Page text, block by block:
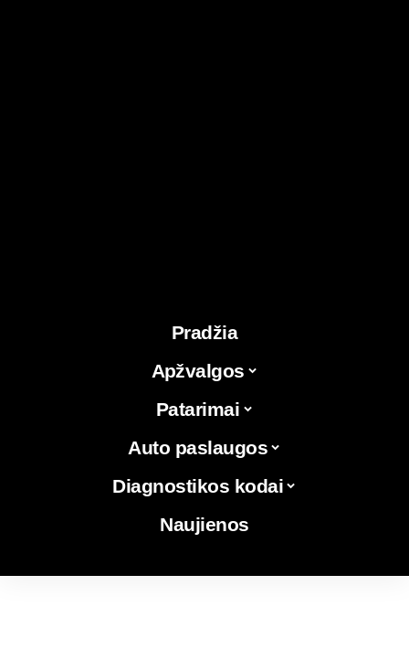
Pradžia
Apžvalgos
Patarimai
Auto paslaugos
Diagnostikos kodai
Naujienos